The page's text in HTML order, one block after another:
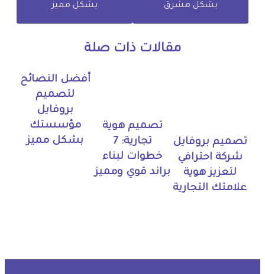
بشكل مشرق
بشكل مميز
مقالات ذات صلة
تصميم بروفايل
شركة احترافي
لتعزيز هوية
علامتك التجارية
تصميم هوية
تجارية: 7
خطوات لبناء
براند قوي ومميز
أفضل النصائح
لتصميم
بروفايل
مؤسستك
بشكل مميز